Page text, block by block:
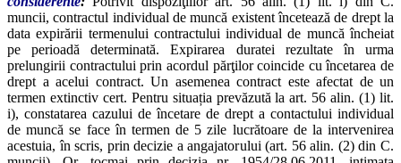
muncii, contractul individual de muncă existent încetează de drept la
data expirării termenului contractului individual de muncă încheiat
pe perioadă determinată. Expirarea duratei rezultate în urma
prelungirii contractului prin acordul părţilor coincide cu încetarea de
drept a acelui contract. Un asemenea contract este afectat de un
termen extinctiv cert. Pentru situația prevăzută la art. 56 alin. (1) lit.
i), constatarea cazului de încetare de drept a contactului individual
de muncă se face în termen de 5 zile lucrătoare de la intervenirea
acestuia, în scris, prin decizie a angajatorului (art. 56 alin. (2) din C.